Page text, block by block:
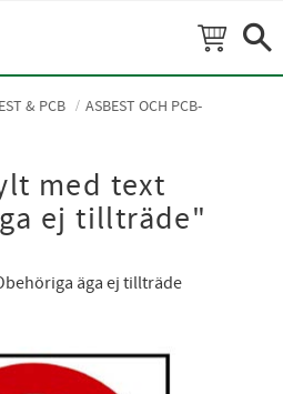
& PCB
ASBEST OCH PCB-
med text
ej tillträde"
äga ej tillträde